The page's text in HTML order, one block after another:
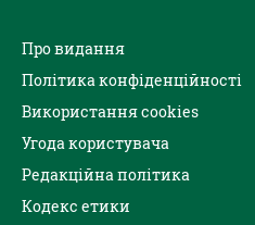
Про видання
Політика конфіденційності
Використання cookies
Угода користувача
Редакційна політика
Кодекс етики